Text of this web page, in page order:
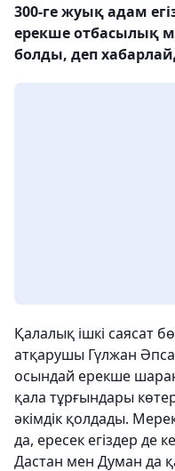
300-ге жуық адам
ерекше отбасылық
болды, деп
Қалалық ішкі саясат
атқарушы Гүлжан
осындай ерекше
қала тұрғындары
әкімдік қолдады.
да, ересек егіздер де
Дастан мен Думан да